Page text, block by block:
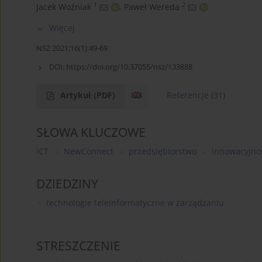
Jacek Woźniak 1 , Paweł Wereda 2
Więcej
NSZ 2021;16(1):49-69
DOI: https://doi.org/10.37055/nsz/133888
Artykuł (PDF) Referencje (31)
SŁOWA KLUCZOWE
ICT NewConnect przedsiębiorstwo
DZIEDZINY
technologie teleinformatyczne w zarządzaniu
STRESZCZENIE